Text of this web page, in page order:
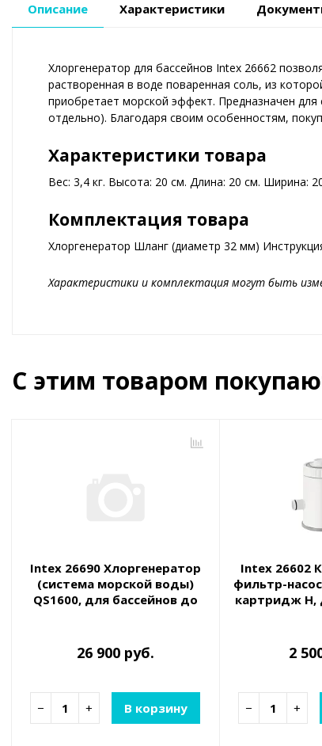
Описание Характеристики
Хлоргенератор для бассейнов Intex 26662
растворенная в воде поваренная соль, из
приобретает морской эффект. Предназначен
отдельно). Благодаря своим особенностям,
Характеристики товара
Вес: 3,4 кг. Высота: 20 см. Длина: 20 см. Ширина:
Комплектация товара
Хлоргенератор Шланг (диаметр 32 мм)
Характеристики и комплектация могут быть
С этим товаром
Intex 26690 Хлоргенератор
(система морской воды)
QS1600, для бассейнов до
26 900 руб.
− + В корзину
Intex 26602
фильтр-
картридж H,
2
− +